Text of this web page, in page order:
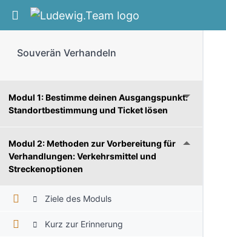
Return to course: Souverän Verhandeln
Souverän Verhandeln
Modul 1: Bestimme deinen Ausgangspunkt:
Standortbestimmung und Ticket lösen
Modul 2: Methoden zur Vorbereitung für
Verhandlungen: Verkehrsmittel und
Streckenoptionen
Ziele des Moduls
Kurz zur Erinnerung